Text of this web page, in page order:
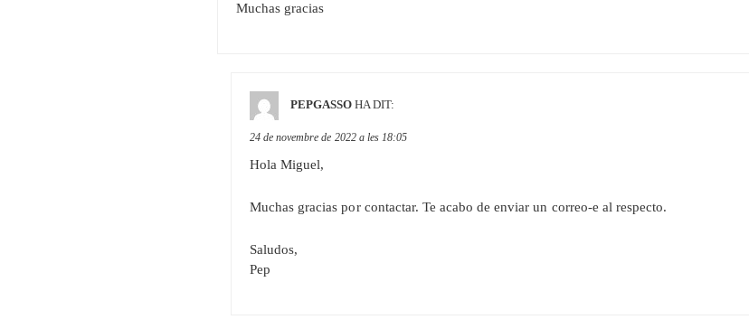
Muchas gracias
PEPGASSO HA DIT:
24 de novembre de 2022 a les 18:05
Hola Miguel,
Muchas gracias por contactar. Te acabo de enviar un correo-e al respecto.
Saludos,
Pep